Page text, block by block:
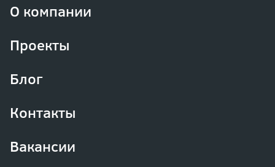
О компании
Проекты
Блог
Контакты
Вакансии